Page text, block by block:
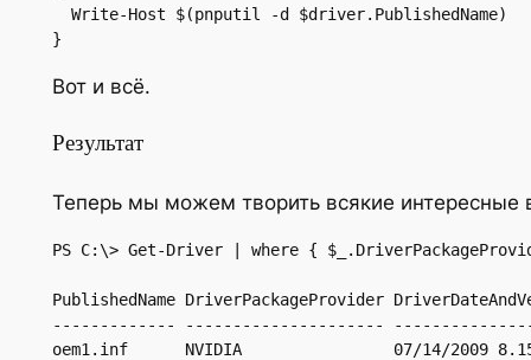
  Write-Host $(pnputil -d $driver.PublishedName)
}
Вот и всё.
Результат
Теперь мы можем творить всякие интересные
PS C:\> Get-Driver | where {
PublishedName DriverPackageProvider
------------- ---------------------
oem1.inf      NVIDIA                07/14/2009